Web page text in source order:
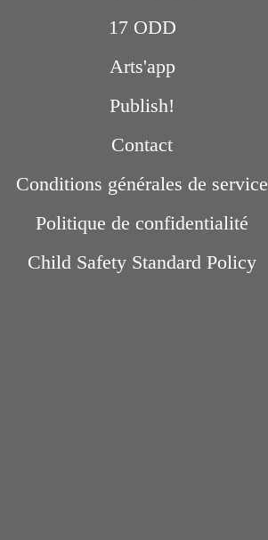
17 ODD
Arts'app
Publish!
Contact
Conditions générales de service
Politique de confidentialité
Child Safety Standard Policy